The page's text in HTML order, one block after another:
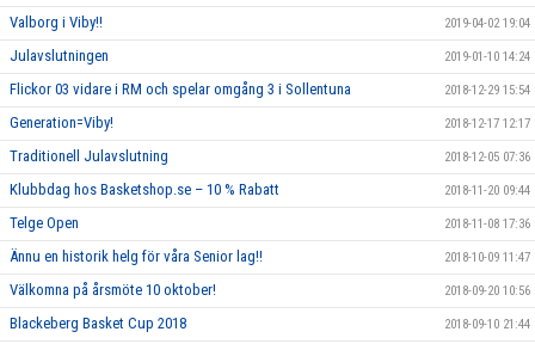
Valborg i Viby!! 2019-04-02 19:04
Julavslutningen 2019-01-10 14:24
Flickor 03 vidare i RM och spelar omgång 3 i Sollentuna 2018-12-29 15:54
Generation=Viby! 2018-12-17 12:17
Traditionell Julavslutning 2018-12-05 07:36
Klubbdag hos Basketshop.se – 10 % Rabatt 2018-11-20 09:44
Telge Open 2018-11-08 17:36
Ännu en historik helg för våra Senior lag!! 2018-10-09 11:47
Välkomna på årsmöte 10 oktober! 2018-09-20 10:56
Blackeberg Basket Cup 2018 2018-09-10 21:44